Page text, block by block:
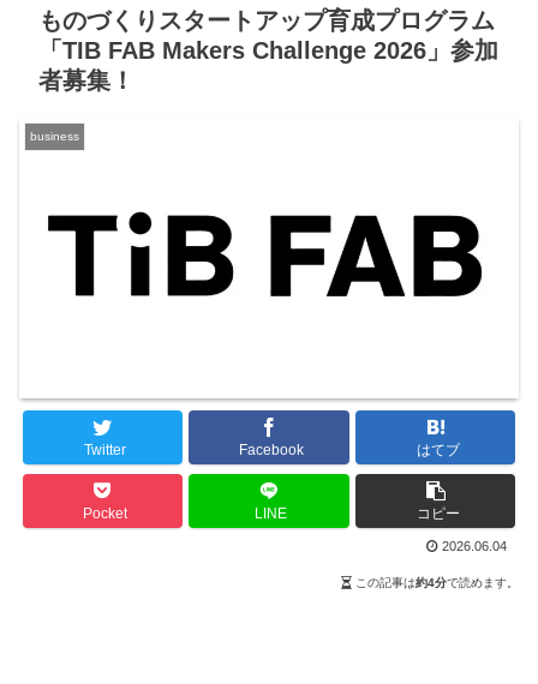
ものづくりスタートアップ育成プログラム
「TIB FAB Makers Challenge 2026」参加
者募集！
business
Twitter Facebook はてブ
Pocket LINE コピー
2026.06.04
この記事は約4分で読めます。